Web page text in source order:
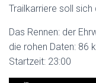
Trailkarriere soll
Das Rennen: der
die rohen Daten: 86
Startzeit: 23:00